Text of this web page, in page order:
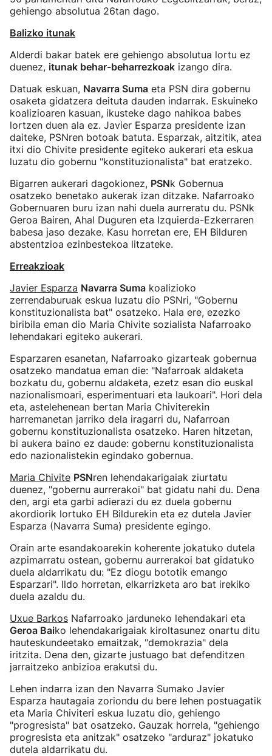
gehiengo absolutua 26tan dago.
Balizko itunak
Alderdi bakar batek ere gehiengo absolutua lortu ez
duenez, itunak behar-beharrezkoak izango dira.
Datuak eskuan, Navarra Suma eta PSN dira gobernu
osaketa gidatzera deituta dauden indarrak. Eskuineko
koalizioaren kasuan, ikusteke dago nahikoa babes
lortzen duen ala ez. Javier Esparza presidente izan
daiteke, PSNren botoak batuta. Esparzak, aitzitik, atea
itxi dio Chivite presidente egiteko aukerari eta eskua
luzatu dio gobernu "konstituzionalista" bat eratzeko.
Bigarren aukerari dagokionez, PSNk Gobernua
osatzeko benetako aukerak izan ditzake. Nafarroako
Gobernuaren buru izan nahi duela aurreratu du. PSNk
Geroa Bairen, Ahal Duguren eta Izquierda-Ezkerraren
babesa jaso dezake. Kasu horretan ere, EH Bilduren
abstentzioa ezinbestekoa litzateke.
Erreakzioak
Javier Esparza Navarra Suma koalizioko
zerrendaburuak eskua luzatu dio PSNri, "Gobernu
konstituzionalista bat" osatzeko. Hala ere, ezezko
biribila eman dio Maria Chivite sozialista Nafarroako
lehendakari egiteko aukerari.
Esparzaren esanetan, Nafarroako gizarteak gobernua
osatzeko mandatua eman die: "Nafarroak aldaketa
bozkatu du, gobernu aldaketa, ezetz esan dio euskal
nazionalismoari, esperimentuari eta laukoari". Hori dela
eta, astelehenean bertan Maria Chiviterekin
harremanetan jarriko dela iragarri du, Nafarroan
gobernu konstituzionalista osatzeko. Haren hitzetan,
bi aukera baino ez daude: gobernu konstituzionalista
edo nazionalistekin egindako gobernua.
Maria Chivite PSNren lehendakarigaiak ziurtatu
duenez, "gobernu aurrerakoi" bat gidatu nahi du. Dena
den, argi eta garbi adierazi du ez duela gobernu
akordiorik lortuko EH Bildurekin eta ez dutela Javier
Esparza (Navarra Suma) presidente egingo.
Orain arte esandakoarekin koherente jokatuko dutela
azpimarratu ostean, gobernu aurrerakoi bat gidatuko
duela aldarrikatu du: "Ez diogu bototik emango
Esparzari". Ildo horretan, elkarrizketa aro bat irekiko
duela azaldu du.
Uxue Barkos Nafarroako jarduneko lehendakari eta
Geroa Baiko lehendakarigaiak kiroltasunez onartu ditu
hauteskundeetako emaitzak, "demokrazia" dela
iritzita. Dena den, gizarte justuago bat defenditzen
jarraitzeko anbizioa erakutsi du.
Lehen indarra izan den Navarra Sumako Javier
Esparza hautagaia zoriondu du bere lehen postuagatik
eta Maria Chiviteri eskua luzatu dio, gehiengo
"progresista" bat osatzeko. Gauzak horrela, "gehiengo
progresista eta anitzak" osatzeko "arduraz" jokatuko
dutela aldarrikatu du.